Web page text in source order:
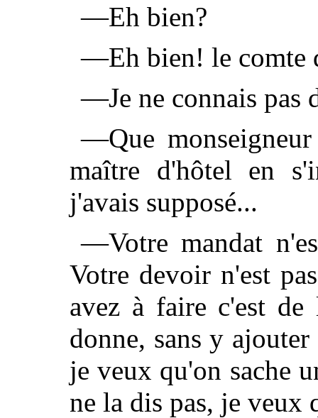
—Eh bien?
—Eh bien! le comte
—Je ne connais pas
—Que
maître d'hôtel en
j'avais supposé...
—Votre mandat
Votre devoir n'est
avez à faire c'est
donne, sans y
je veux qu'on sache
ne la dis pas, je veux